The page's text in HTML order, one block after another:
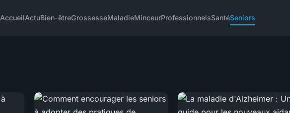
AccueilActuBien-êtreGrossesseMaladieMinceurProfessionnelsSantéSeniors